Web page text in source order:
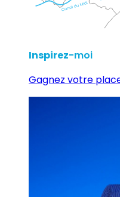
Inspirez-moi
Gagnez votre